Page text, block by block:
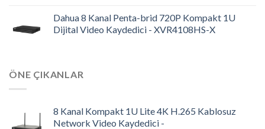
Dahua 8 Kanal Penta-brid 720P Kompakt 1U
Dijital Video Kaydedici - XVR4108HS-X
ÖNE ÇIKANLAR
8 Kanal Kompakt 1U Lite 4K H.265 Kablosuz
Network Video Kaydedici -